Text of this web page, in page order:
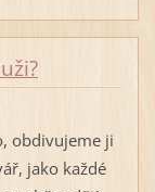
obdivujeme ji
jako každé